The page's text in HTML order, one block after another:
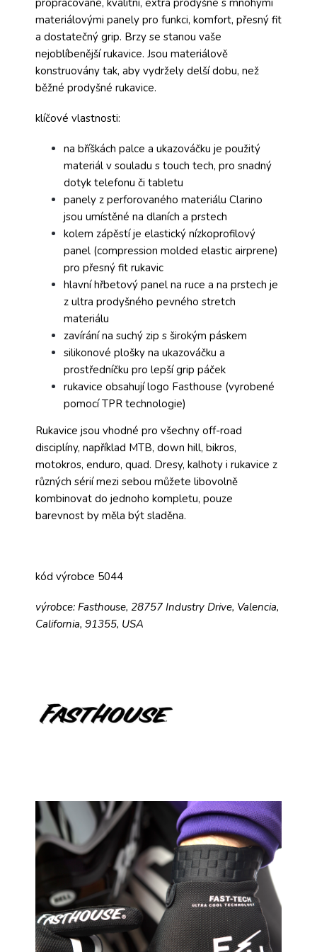
propracované, kvalitní, extra prodyšné s mnohými
materiálovými panely pro funkci, komfort, přesný fit
a dostatečný grip. Brzy se stanou vaše
nejoblíbenější rukavice. Jsou materiálově
konstruovány tak, aby vydržely delší dobu, než
běžné prodyšné rukavice.
klíčové vlastnosti:
na bříškách palce a ukazováčku je použitý
materiál v souladu s touch tech, pro snadný
dotyk telefonu či tabletu
panely z perforovaného materiálu Clarino
jsou umístěné na dlaních a prstech
kolem zápěstí je elastický nízkoprofilový
panel (compression molded elastic airprene)
pro přesný fit rukavic
hlavní hřbetový panel na ruce a na prstech je
z ultra prodyšného pevného stretch
materiálu
zavírání na suchý zip s širokým páskem
silikonové plošky na ukazováčku a
prostředníčku pro lepší grip páček
rukavice obsahují logo Fasthouse (vyrobené
pomocí TPR technologie)
Rukavice jsou vhodné pro všechny off-road
disciplíny, například MTB, down hill, bikros,
motokros, enduro, quad. Dresy, kalhoty i rukavice z
různých sérií mezi sebou můžete libovolně
kombinovat do jednoho kompletu, pouze
barevnost by měla být sladěna.
kód výrobce 5044
výrobce: Fasthouse, 28757 Industry Drive, Valencia,
California, 91355, USA